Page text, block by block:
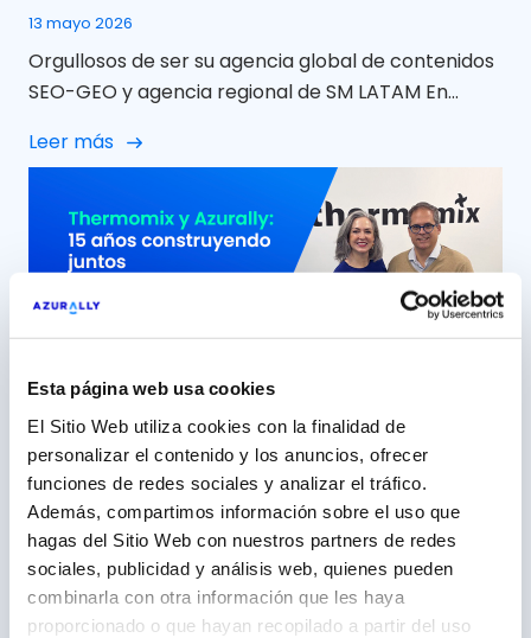
Esta página web usa cookies
El Sitio Web utiliza cookies con la finalidad de
personalizar el contenido y los anuncios, ofrecer
funciones de redes sociales y analizar el tráfico.
Además, compartimos información sobre el uso que
hagas del Sitio Web con nuestros partners de redes
sociales, publicidad y análisis web, quienes pueden
combinarla con otra información que les haya
proporcionado o que hayan recopilado a partir del uso
13 mayo 2026
Orgullosos de ser su agencia global de contenidos
SEO-GEO y agencia regional de SM LATAM En
Minor Hotels Europe & Americas (NH Hoteles) una
relación que, con el paso del tiempo, ha ido mucho
más allá de un proyecto puntual para convertirse
en una alianza sólida, cercana y […]
Leer más
15 años construyendo junto a
Thermomix, una marca ‘aliada’
5 mayo 2026
Azurally, más de una década como partner
estratégico de Vorwerk España (Thermomix) Con